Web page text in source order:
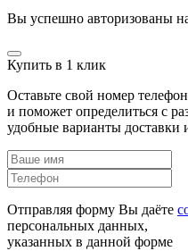
Вы успешно авторизованы
Купить в 1 клик
Оставьте свой номер
и поможет определиться с
удобные варианты доставки
Отправляя форму Вы даёте
персональных данных,
указанных в данной форме